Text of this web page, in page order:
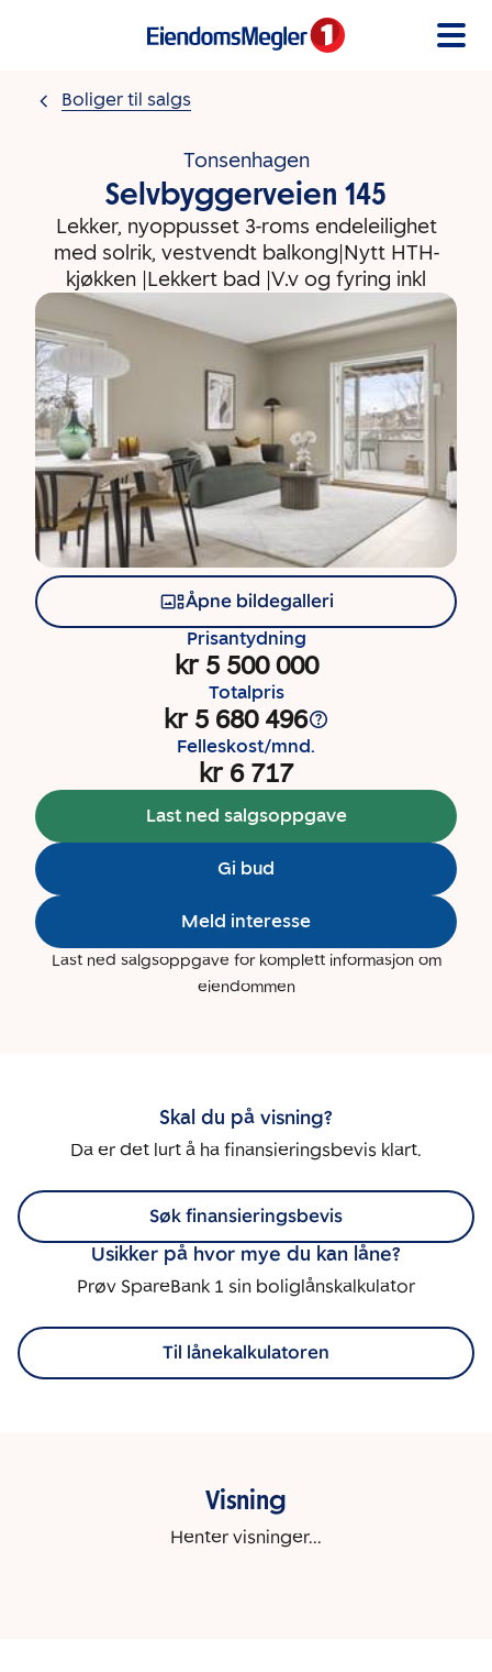
Boliger til salgs
Tonsenhagen
Selvbyggerveien 145
Lekker, nyoppusset 3-roms endeleilighet
med solrik, vestvendt balkong|Nytt HTH-
kjøkken |Lekkert bad |V.v og fyring inkl
Åpne bildegalleri
Prisantydning
kr 5 500 000
Totalpris
kr 5 680 496
Felleskost/mnd.
kr 6 717
Last ned salgsoppgave
Gi bud
Meld interesse
Last ned salgsoppgave for komplett informasjon om
eiendommen
Skal du på visning?
Da er det lurt å ha finansieringsbevis klart.
Søk finansieringsbevis
Usikker på hvor mye du kan låne?
Prøv SpareBank 1 sin boliglånskalkulator
Til lånekalkulatoren
Visning
Henter visninger...